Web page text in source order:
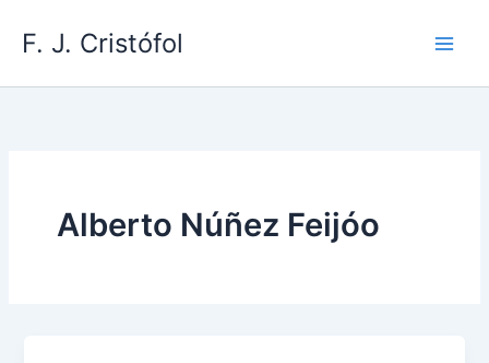
F. J. Cristófol
Alberto Núñez Feijóo